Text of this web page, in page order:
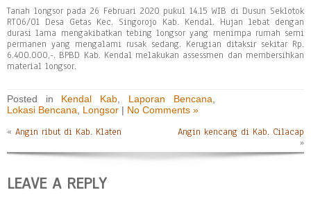
Tanah longsor pada 26 Februari 2020 pukul 14.15 WIB di Dusun Seklotok
RT06/01 Desa Getas Kec. Singorojo Kab. Kendal. Hujan lebat dengan
durasi lama mengakibatkan tebing longsor yang menimpa rumah semi
permanen yang mengalami rusak sedang. Kerugian ditaksir sekitar Rp.
6.400.000,-. BPBD Kab. Kendal melakukan assessmen dan membersihkan
material longsor.
Posted in Kendal Kab Laporan Bencana
Lokasi Bencana
Longsor | No Comments »
« Angin ribut di Kab. Klaten
Angin kencang di Kab. Cilacap
»
LEAVE A REPLY